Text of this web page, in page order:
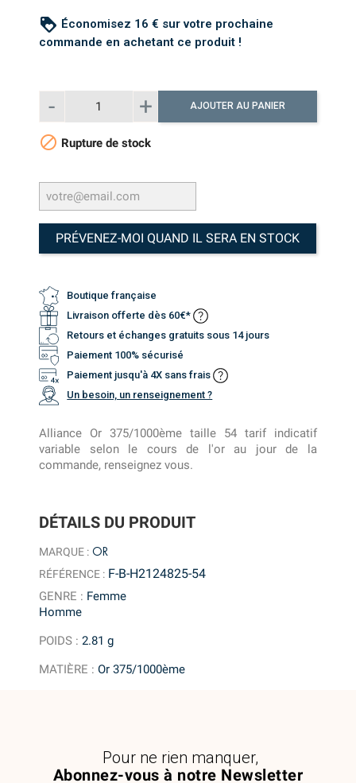
DÉTAILS DU PRODUIT
MARQUE : OR
RÉFÉRENCE : F-B-H2124825-54
GENRE : Femme
Homme
POIDS :2.81 g
MATIÈRE :Or 375/1000ème
loyalty Économisez 16 € sur votre prochaine
commande en achetant ce produit !
AJOUTER AU PANIER
 Rupture de stock
PRÉVENEZ-MOI QUAND IL SERA EN STOCK
Boutique française
Livraison offerte dès 60€*
Retours et échanges gratuits sous 14 jours
Paiement 100% sécurisé
Paiement jusqu'à 4X sans frais
Un besoin, un renseignement ?
Alliance Or 375/1000ème taille 54 tarif indicatif
variable selon le cours de l'or au jour de la
commande, renseignez vous.
Abonnez-vous à notre Newsletter
Pour ne rien manquer,